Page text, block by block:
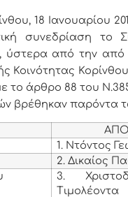
18 Ιανουαρίου
συνεδρίαση το
από την από
Κοινότητας
το άρθρο 88 του
βρέθηκαν παρόντα
1. Ντόντος
2. Δικαίος
3.
Τιμολέοντα